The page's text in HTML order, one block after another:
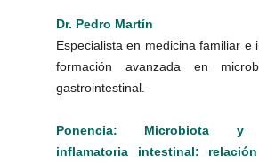
Dr. Pedro Martín
Especialista en medicina familiar e
formación avanzada en
gastrointestinal.
Ponencia: Microbiota y
inflamatoria intestinal: